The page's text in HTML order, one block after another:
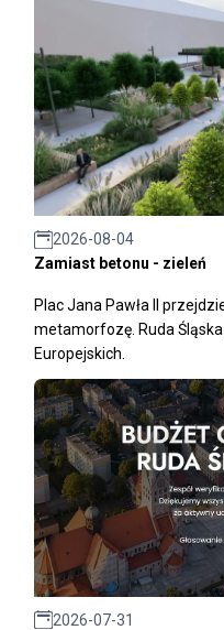
2026-08-04
Zamiast betonu - zieleń
Plac Jana Pawła II
metamorfozę. Ruda
Europejskich.
2026-07-31